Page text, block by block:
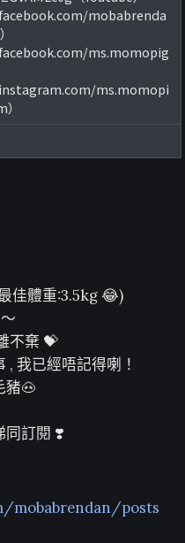
mobabrenda
ms.momopig
ms.momopi
佳體重:3.5kg 😂)
不棄 💝
我已經唔記得喇！
豬🐽
同訂閱 ❣️
mobabrendan/posts